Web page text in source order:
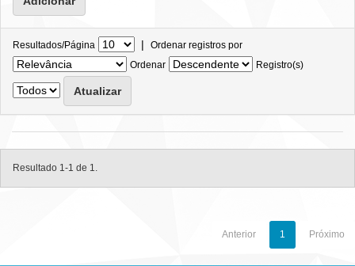
Resultados/Página | Ordenar registros por
Ordenar
Registro(s)
Resultado 1-1 de 1.
Anterior 1 Próximo